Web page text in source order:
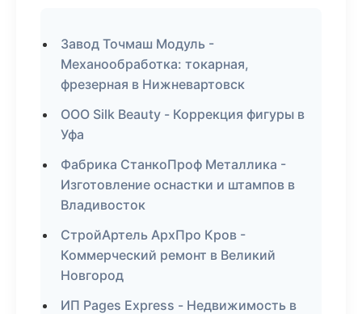
Завод Точмаш Модуль -
Механообработка: токарная,
фрезерная в Нижневартовск
ООО Silk Beauty - Коррекция фигуры в
Уфа
Фабрика СтанкоПроф Металлика -
Изготовление оснастки и штампов в
Владивосток
СтройАртель АрхПро Кров -
Коммерческий ремонт в Великий
Новгород
ИП Pages Express - Недвижимость в